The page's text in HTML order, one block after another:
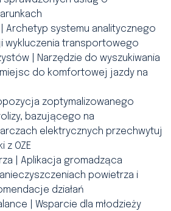
| Archetyp systemu analitycznego
wykluczenia transportowego
| Narzędzie do wyszukiwania
do komfortowej jazdy na
zoptymalizowanego
bazującego na
elektrycznych przechwytuj
z OZE
| Aplikacja gromadząca
powietrza i
działań
| Wsparcie dla młodzieży